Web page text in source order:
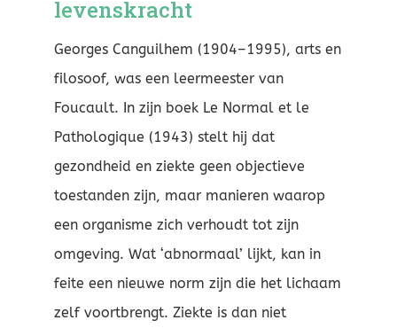
levenskracht
Georges Canguilhem (1904–1995), arts en
filosoof, was een leermeester van
Foucault. In zijn boek Le Normal et le
Pathologique (1943) stelt hij dat
gezondheid en ziekte geen objectieve
toestanden zijn, maar manieren waarop
een organisme zich verhoudt tot zijn
omgeving. Wat ‘abnormaal’ lijkt, kan in
feite een nieuwe norm zijn die het lichaam
zelf voortbrengt. Ziekte is dan niet